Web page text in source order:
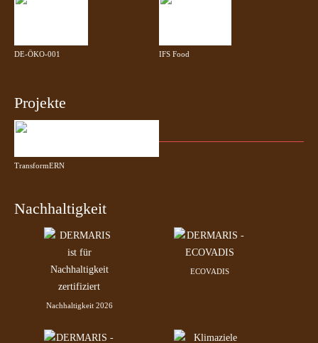
DE-ÖKO-001 IFS Food
Projekte
TransformERN
Nachhaltigkeit
Nachhaltigkeit 2026
ECOVADIS